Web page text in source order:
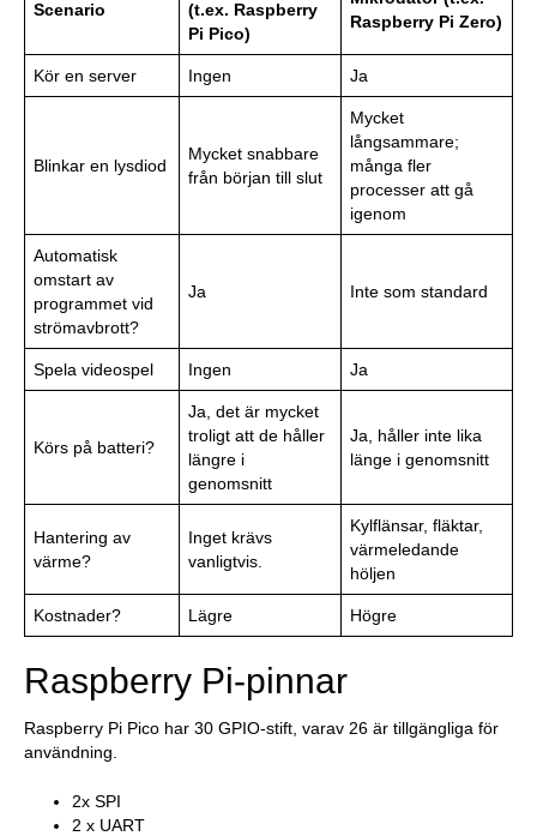
Scenario
(t.ex. Raspberry
Pi Pico)
Raspberry Pi Zero)
Kör en server Ingen Ja
Blinkar en lysdiod
Mycket snabbare
från början till slut
Mycket
långsammare;
många fler
processer att gå
igenom
Automatisk
omstart av
programmet vid
strömavbrott?
Ja Inte som standard
Spela videospel Ingen Ja
Körs på batteri?
Ja, det är mycket
troligt att de håller
längre i
genomsnitt
Ja, håller inte lika
länge i genomsnitt
Hantering av
värme?
Inget krävs
vanligtvis.
Kylflänsar, fläktar,
värmeledande
höljen
Kostnader? Lägre Högre
Raspberry Pi-pinnar
Raspberry Pi Pico har 30 GPIO-stift, varav 26 är tillgängliga för
användning.
2x SPI
2 x UART